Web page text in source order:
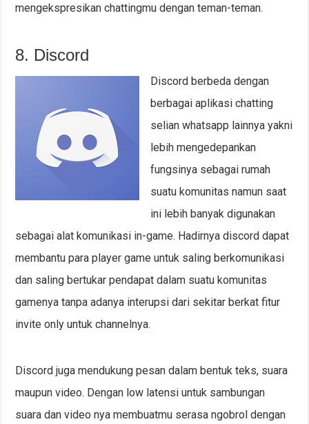
mengekspresikan chattingmu dengan teman-teman.
8. Discord
Discord berbeda dengan
berbagai aplikasi chatting
selian whatsapp lainnya yakni
lebih mengedepankan
fungsinya sebagai rumah
suatu komunitas namun saat
ini lebih banyak digunakan
sebagai alat komunikasi in-game. Hadirnya discord dapat
membantu para player game untuk saling berkomunikasi
dan saling bertukar pendapat dalam suatu komunitas
gamenya tanpa adanya interupsi dari sekitar berkat fitur
invite only untuk channelnya.
Discord juga mendukung pesan dalam bentuk teks, suara
maupun video. Dengan low latensi untuk sambungan
suara dan video nya membuatmu serasa ngobrol dengan